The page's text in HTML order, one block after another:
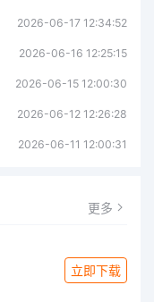
2026-06-17 12:34:52
2026-06-16 12:25:15
2026-06-15 12:00:30
2026-06-12 12:26:28
2026-06-11 12:00:31
更多
立即下载